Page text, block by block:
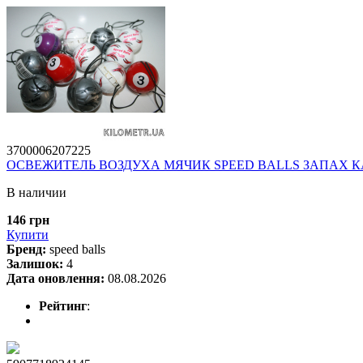
3700006207225
ОСВЕЖИТЕЛЬ ВОЗДУХА МЯЧИК SPEED BALLS ЗАПАХ
В наличии
146 грн
Купити
Бренд: speed balls
Залишок: 4
Дата оновлення: 08.08.2026
Рейтинг: